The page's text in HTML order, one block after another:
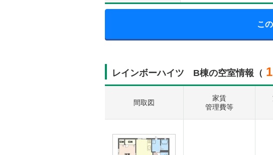
こ
レインボーハイツ B棟の空室情報（ 1
間取図
家賃
管理費等